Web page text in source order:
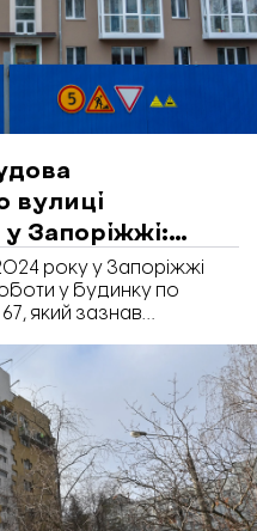
вулиці
Запоріжжі:
року у Запоріжжі
у будинку по
який зазнав
повністю зруйновані.